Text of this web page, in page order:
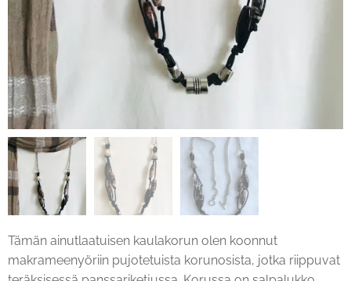
Tämän ainutlaatuisen kaulakorun olen koonnut
makrameenyöriin pujotetuista korunosista, jotka riippuvat